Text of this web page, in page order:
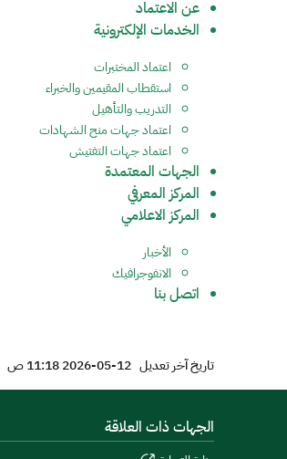
عن الاعتماد
الخدمات الإلكترونية
اعتماد المختبرات
استقطاب المقيمين والخبراء
التدريب والتأهيل
اعتماد جهات منح الشهادات
اعتماد جهات التفتيش
الجهات المعتمدة
المركز المعرفي
المركز الاعلامي
الأخبار
الانفوجرافيك
اتصل بنا
تاريخ آخر تعديل 12-05-2026 11:18 ص
الجهات ذات العلاقة